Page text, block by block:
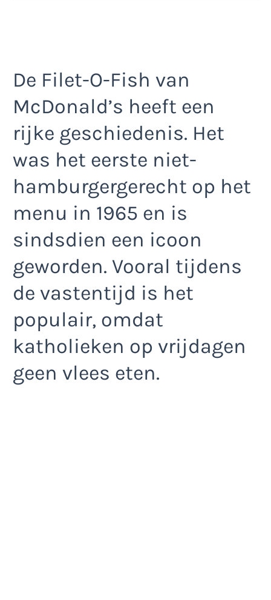
De Filet-O-Fish van
McDonald’s heeft een
rijke geschiedenis. Het
was het eerste niet-
hamburgergerecht op het
menu in 1965 en is
sindsdien een icoon
geworden. Vooral tijdens
de vastentijd is het
populair, omdat
katholieken op vrijdagen
geen vlees eten.